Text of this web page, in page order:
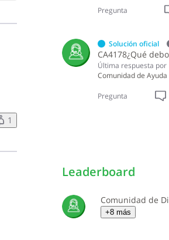
1
Pregunta
Solución oficial
Última respuesta por
Comunidad de Ayuda
Pregunta
Leaderboard
+8 más